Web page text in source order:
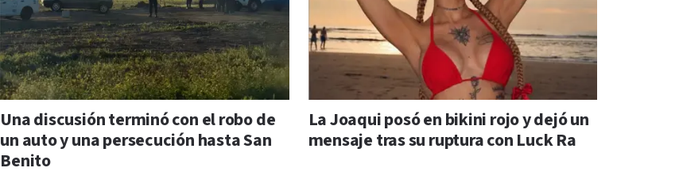
Una discusión terminó con el robo de
un auto y una persecución hasta San
Benito
La Joaqui posó en bikini rojo y dejó un
mensaje tras su ruptura con Luck Ra